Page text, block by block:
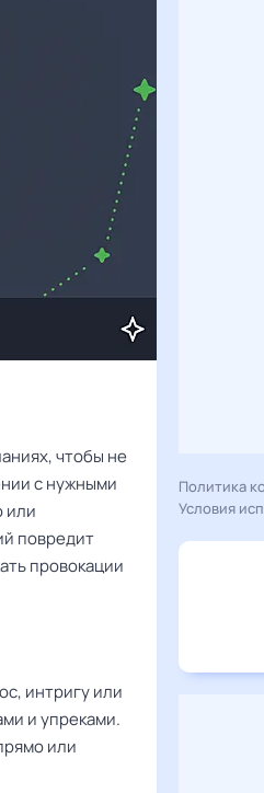
чтобы не
с нужными
или
повредит
провокации
интригу или
и упреками.
или
Политика
Условия